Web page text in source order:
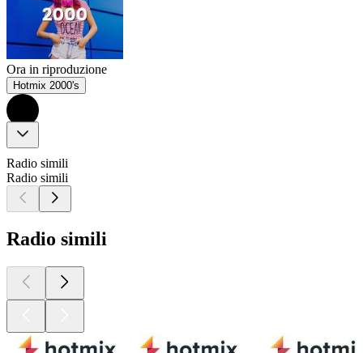
Ora in riproduzione
Hotmix 2000's
Radio simili
Radio simili
Radio simili